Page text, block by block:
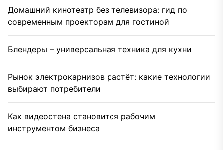
Домашний кинотеатр без телевизора: гид по
современным проекторам для гостиной
Блендеры – универсальная техника для кухни
Рынок электрокарнизов растёт: какие технологии
выбирают потребители
Как видеостена становится рабочим
инструментом бизнеса